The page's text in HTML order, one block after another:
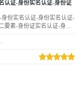
认证-身份实名认证-身份证
身份实名认证-身份实名认证-
要素-身份证实名认证-身份
-实名认证-身份实名认证-
-身份实名认证-实名认证-实
-身份证实名认证-身份实名
实名认证-身份实名认证-身
公司